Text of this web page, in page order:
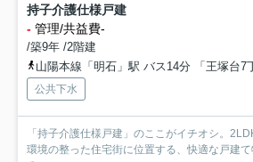
持子介護仕様戸建
- 管理/共益費-
/築9年 /2階建
山陽本線「明石」駅 バス14分 「王塚台7
公共下水
「持子介護仕様戸建」のここがイチオシ。
環境の整った住宅街に位置する、快適な戸建